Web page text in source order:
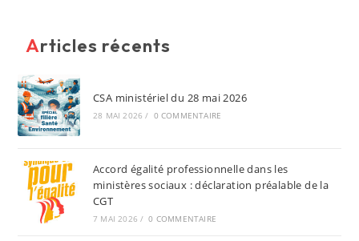
Articles récents
CSA ministériel du 28 mai 2026
28 MAI 2026 / 0 COMMENTAIRE
Accord égalité professionnelle dans les
ministères sociaux : déclaration préalable de la
CGT
7 MAI 2026 / 0 COMMENTAIRE